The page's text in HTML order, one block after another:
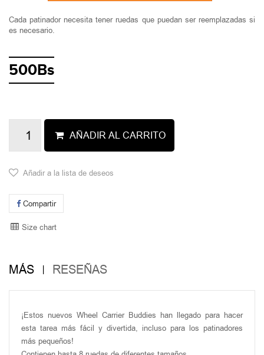
Cada patinador necesita tener ruedas que puedan ser reemplazadas si
es necesario.
500Bs
AÑADIR AL CARRITO
Añadir a la lista de deseos
Compartir
Size chart
MÁS RESEÑAS
¡Estos nuevos Wheel Carrier Buddies han llegado para hacer
esta tarea más fácil y divertida, incluso para los patinadores
más pequeños!